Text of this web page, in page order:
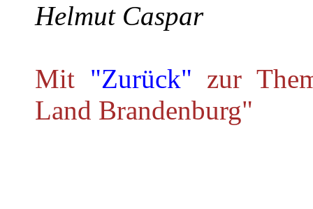
Helmut Caspar
Mit "Zurück" zur
Land Brandenburg"